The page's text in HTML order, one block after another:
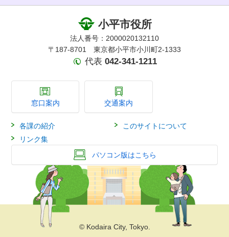
小平市役所
法人番号：2000020132110
〒187-8701 東京都小平市小川町2-1333
代表 042-341-1211
窓口案内 交通案内
各課の紹介
このサイトについて
リンク集
パソコン版はこちら
© Kodaira City, Tokyo.